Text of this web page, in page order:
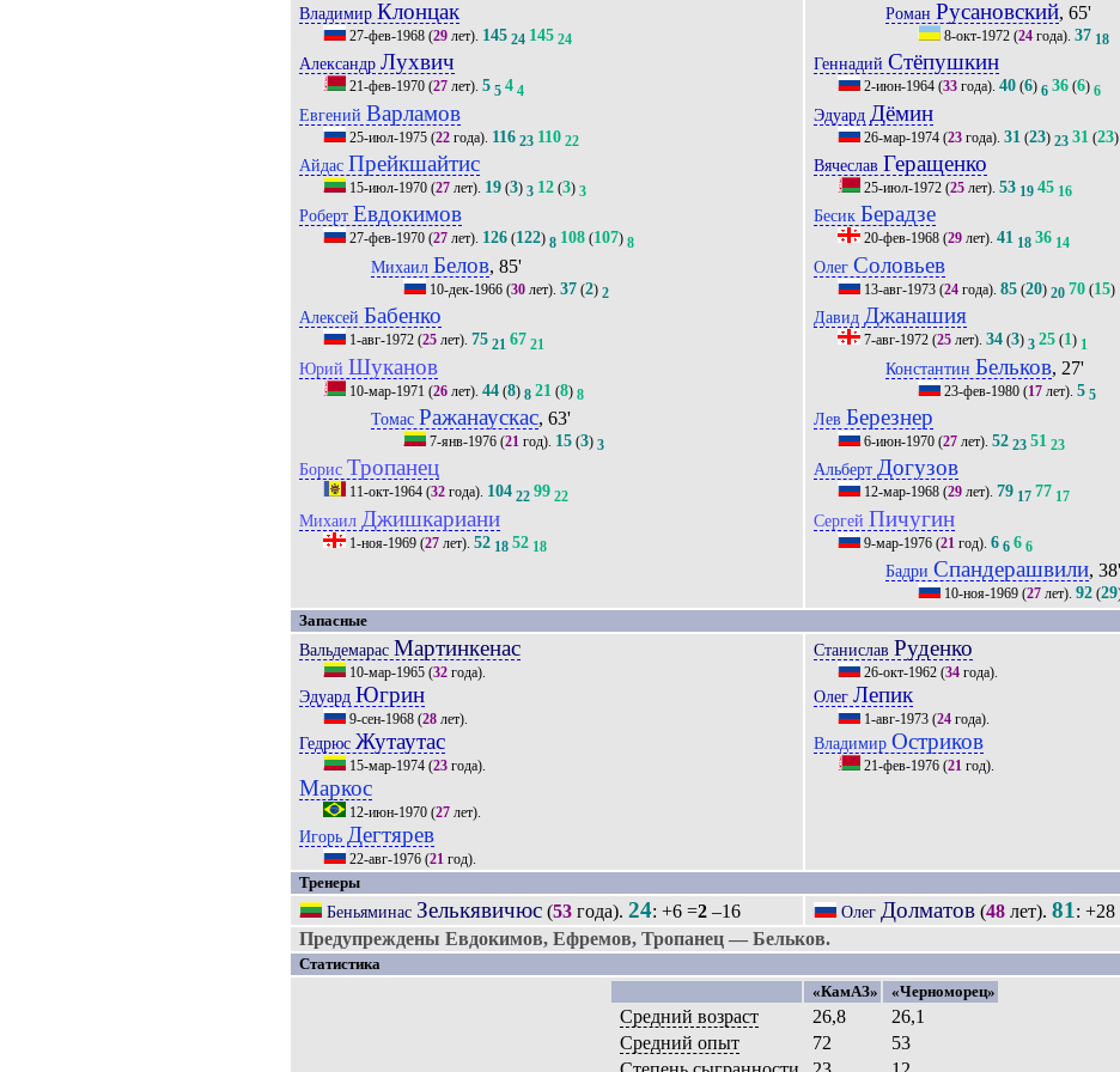
Владимир Клонцак
27-фев-1968 (29 лет). 145 24 145 24
АлександрЛухвич
21-фев-1970 (27 лет).5 5 4 4
Евгений Варламов
25-июл-1975 (22 года). 116 23 110 22
Айдас Прейкшайтис
15-июл-1970 (27 лет). 19 (3) 3 12 (3) 3
РобертЕвдокимов
27-фев-1970 (27 лет). 126 (122) 8 108 (107) 8
Михаил Белов, 85'
10-дек-1966(30лет). 37(2) 2
Алексей Бабенко
1-авг-1972 (25 лет).75 21 67 21
Юрий Шуканов
10-мар-1971 (26 лет).44 (8) 8 21 (8) 8
Томас Ражанаускас, 63'
7-янв-1976(21год). 15(3) 3
БорисТропанец
11-окт-1964 (32 года). 104 22 99 22
Михаил Джишкариани
1-ноя-1969 (27 лет).52 18 52 18
Роман Русановский, 65'
8-окт-1972(24года). 37 18
ГеннадийСтёпушкин
2-июн-1964 (33 года).40 (6) 6 36 (6) 6
Эдуард Дёмин
26-мар-1974 (23 года).31 (23) 23 31 (23)
Вячеслав Геращенко
25-июл-1972 (25 лет).53 19 45 16
БесикБерадзе
20-фев-1968 (29 лет).41 18 36 14
ОлегСоловьев
13-авг-1973 (24 года).85 (20) 20 70 (15)
Давид Джанашия
7-авг-1972 (25 лет).34 (3) 3 25 (1) 1
Константин Бельков, 27'
23-фев-1980(17лет). 5 5
Лев Березнер
6-июн-1970 (27 лет).52 23 51 23
АльбертДогузов
12-мар-1968 (29 лет).79 17 77 17
Сергей Пичугин
9-мар-1976 (21 год).6 6 6 6
БадриСпандерашвили, 38'
10-ноя-1969(27лет). 92(29
Запасные
Вальдемарас Мартинкенас
10-мар-1965 (32 года).
Эдуард Югрин
9-сен-1968 (28 лет).
Гедрюс Жутаутас
15-мар-1974 (23 года).
Маркос
12-июн-1970 (27 лет).
Игорь Дегтярев
22-авг-1976 (21 год).
Станислав Руденко
26-окт-1962 (34 года).
ОлегЛепик
1-авг-1973 (24 года).
ВладимирОстриков
21-фев-1976 (21 год).
Тренеры
Беньяминас Зелькявичюс (53 года).24: +6 =2 –16 Олег Долматов (48 лет).81 : +28
Предупреждены Евдокимов, Ефремов, Тропанец — Бельков.
Статистика
«КамАЗ»
«Черноморец»
Средний возраст 26,8
26,1
Средний опыт
72
53